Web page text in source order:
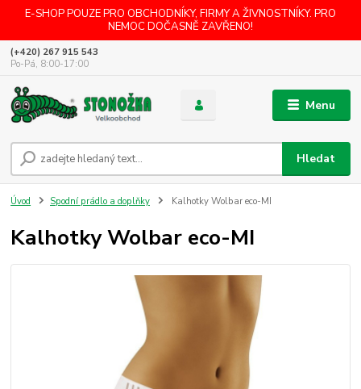
E-SHOP POUZE PRO OBCHODNÍKY, FIRMY A ŽIVNOSTNÍKY. PRO
NEMOC DOČASNĚ ZAVŘENO!
Menu
Hledat
(+420) 267 915 543
Po-Pá, 8:00-17:00
Úvod Spodní prádlo a doplňky Kalhotky Wolbar eco-MI
Kalhotky Wolbar eco-MI